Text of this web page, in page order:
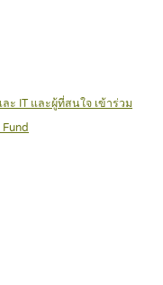
ะ IT และผู้ที่สนใจ เข้าร่วม